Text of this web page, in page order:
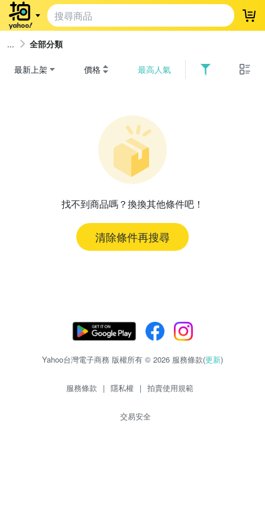
登
全部分類
最新上架 價格 最高人氣
找不到商品嗎？換換其他條件吧！
清除條件再搜尋
Yahoo台灣電子商務 版權所有 © 2026 服務條款(更新)
服務條款 | 隱私權 | 拍賣使用規範
交易安全